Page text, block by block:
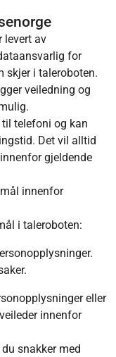
levert av
for
skjer i taleroboten.
veiledning og
til telefoni og kan
Det vil alltid
gjeldende
innenfor
i taleroboten:
eller
innenfor
snakker med